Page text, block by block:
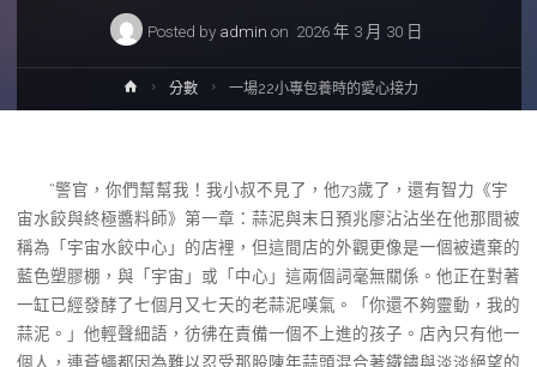
Posted by admin on 2026 年 3 月 30 日
Home分數 一場22小專包養時的愛心接力
“警官，你們幫幫我！我小叔不見了，他73歲了，還有智力《宇
宙水餃與終極醬料師》第一章：蒜泥與末日預兆廖沾沾坐在他那間被
稱為「宇宙水餃中心」的店裡，但這間店的外觀更像是一個被遺棄的
藍色塑膠棚，與「宇宙」或「中心」這兩個詞毫無關係。他正在對著
一缸已經發酵了七個月又七天的老蒜泥嘆氣。「你還不夠靈動，我的
蒜泥。」他輕聲細語，彷彿在責備一個不上進的孩子。店內只有他一
個人，連蒼蠅都因為難以忍受那股陳年蒜頭混合著鐵鏽與淡淡絕望的